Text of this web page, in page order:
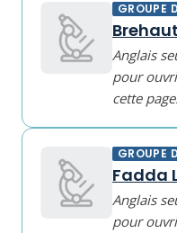
GROUPE
Anglais
pour
cette page.
GROUPE
Fadda
Anglais
pour